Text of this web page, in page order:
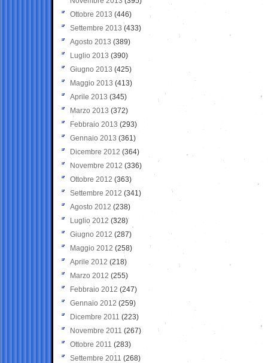
Ottobre 2013 (446)
Settembre 2013 (433)
Agosto 2013 (389)
Luglio 2013 (390)
Giugno 2013 (425)
Maggio 2013 (413)
Aprile 2013 (345)
Marzo 2013 (372)
Febbraio 2013 (293)
Gennaio 2013 (361)
Dicembre 2012 (364)
Novembre 2012 (336)
Ottobre 2012 (363)
Settembre 2012 (341)
Agosto 2012 (238)
Luglio 2012 (328)
Giugno 2012 (287)
Maggio 2012 (258)
Aprile 2012 (218)
Marzo 2012 (255)
Febbraio 2012 (247)
Gennaio 2012 (259)
Dicembre 2011 (223)
Novembre 2011 (267)
Ottobre 2011 (283)
Settembre 2011 (268)